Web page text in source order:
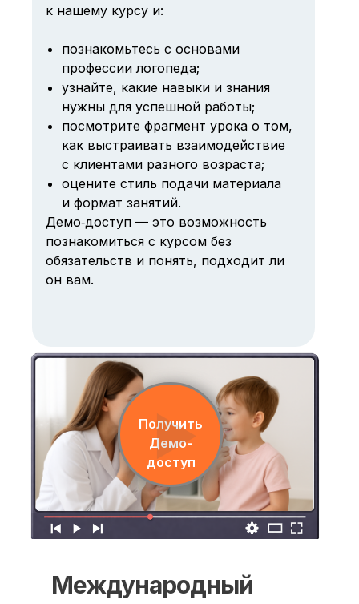
к нашему курсу и:
познакомьтесь с основами
профессии логопеда;
узнайте, какие навыки и знания
нужны для успешной работы;
посмотрите фрагмент урока о том,
как выстраивать взаимодействие
с клиентами разного возраста;
оцените стиль подачи материала
и формат занятий.
Демо‑доступ — это возможность
познакомиться с курсом без
обязательств и понять, подходит ли
он вам.
Получить
Демо-
доступ
Международный